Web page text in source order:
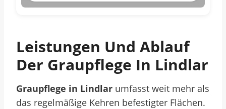
Leistungen Und Ablauf
Der Graupflege In Lindlar
Graupflege in Lindlar umfasst weit mehr als
das regelmäßige Kehren befestigter Flächen.